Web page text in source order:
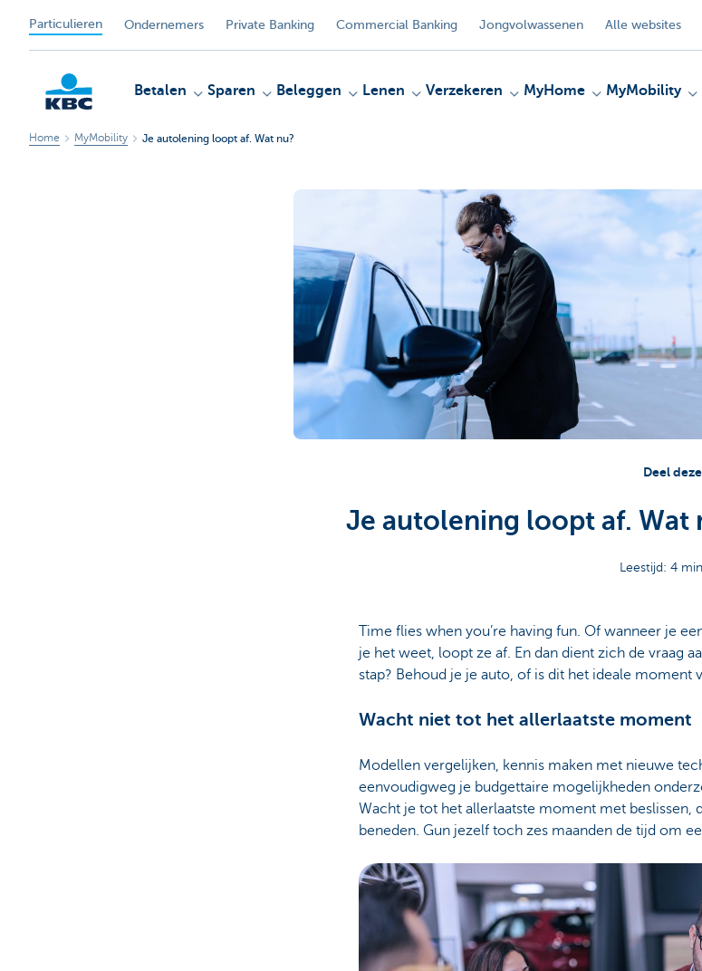
Particulieren Ondernemers Private Banking Commercial Banking Jongvolwassenen Alle websites
Betalen Sparen Beleggen Lenen Verzekeren MyHome MyMobility
Home MyMobility Je autolening loopt af. Wat nu?
Deel
Je autolening loopt af. Wat
Leestijd: 4
Time flies when you’re having fun. Of wanneer je
je het weet, loopt ze af. En dan dient zich de vraag
stap? Behoud je je auto, of is dit het ideale moment
Wacht niet tot het allerlaatste moment
Modellen vergelijken, kennis maken met nieuwe
eenvoudigweg je budgettaire mogelijkheden
Wacht je tot het allerlaatste moment met beslissen,
beneden. Gun jezelf toch zes maanden de tijd om